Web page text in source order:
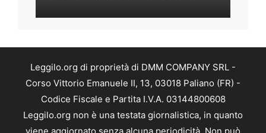
Leggilo.org di proprietà di DMM COMPANY SRL -
Corso Vittorio Emanuele II, 13, 03018 Paliano (FR) -
Codice Fiscale e Partita I.V.A. 03144800608
Leggilo.org non è una testata giornalistica, in quanto